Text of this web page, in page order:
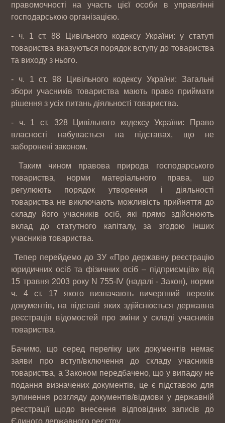
правомочності на участь цієї особи в управлінні
господарською організацією.
- ч. 1 ст. 88 Цивільного кодексу України: у статуті
товариства вказуються порядок вступу до товариства
та виходу з нього.
- ч. 1 ст. 98 Цивільного кодексу України: Загальні
збори учасників товариства мають право приймати
рішення з усіх питань діяльності товариства.
- ч. 1 ст. 328 Цивільного кодексу України: Право
власності набувається на підставах, що не
заборонені законом.
Таким чином правова природа господарського
товариства, норми матеріального права, що
регулюють порядок утворення і діяльності
товариства не виключають можливість прийняття до
складу його учасників осіб, які прямо здійснюють
вклад до статутного капіталу, за згодою інших
учасників товариства.
Тепер перейдемо до ЗУ «Про державну реєстрацію
юридичних осіб та фізичних осіб – підприємців» від
15 травня 2003 року N 755-IV (надалі - Закон), норми
ч. 4 ст. 17 якого визначають вичерпний перелік
документів, на підставі яких здійснюється державна
реєстрація відомостей про зміни у складі учасників
товариства.
Бачимо, що серед переліку цих документів немає
заяви про вступ/включення до складу учасників
товариства, а Законом передбачено, що у випадку не
подання визначених документів, це є підставою для
зупинення розгляду документів/відмови у державній
реєстрації щодо внесення відповідних записів до